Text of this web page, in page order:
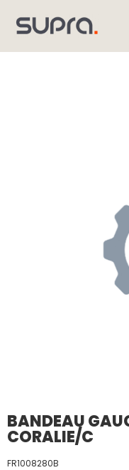
BANDEAU
CORALIE/C
FR1008280B